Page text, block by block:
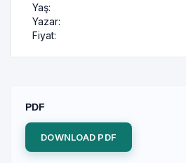
Yaş:
Yazar:
Fiyat:
PDF
DOWNLOAD PDF